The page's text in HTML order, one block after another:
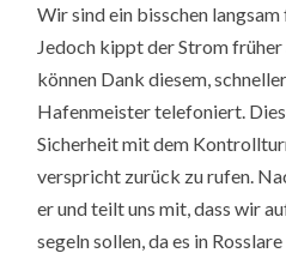
Wir sind ein bisschen
Jedoch kippt der Strom
können Dank diesem,
Hafenmeister telefoniert.
Sicherheit mit dem
verspricht zurück zu rufen.
er und teilt uns mit, dass wir
segeln sollen, da es in